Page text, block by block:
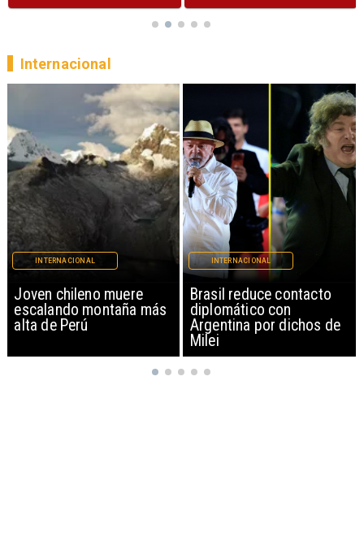
Brasil reduce contacto
diplomático con
Argentina por dichos de
INTERNACIONAL
China restringe
exportación de drones a
EEUU y sanciona
empresas
INTERNACIONAL
Internacional